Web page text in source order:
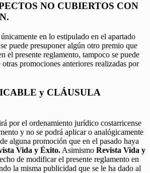
NO CUBIERTOS CON
en lo estipulado en el apartado
puede presuponer algún otro premio que
el presente reglamento, tampoco se puede
promociones anteriores realizadas por
y CLÁUSULA
por el ordenamiento jurídico costarricense
y no se podrá aplicar o analógicamente
alguna promoción que en el pasado haya
Vida y Éxito. Asimismo Revista Vida y
de modificar el presente reglamento en
la misma publicidad que se le ha dado al